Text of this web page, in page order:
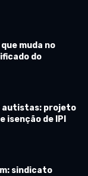
que muda no
do
autistas: projeto
isenção de IPI
sindicato